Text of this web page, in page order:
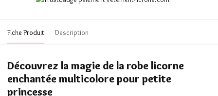
Fiche Produit Description
Découvrez la magie de la robe licorne
enchantée multicolore pour petite
princesse